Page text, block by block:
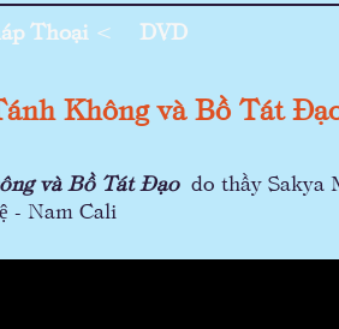
Thoại < DVD
Không và Bồ Tát
và Bồ Tát Đạodo thầy Sakya
- Nam Cali